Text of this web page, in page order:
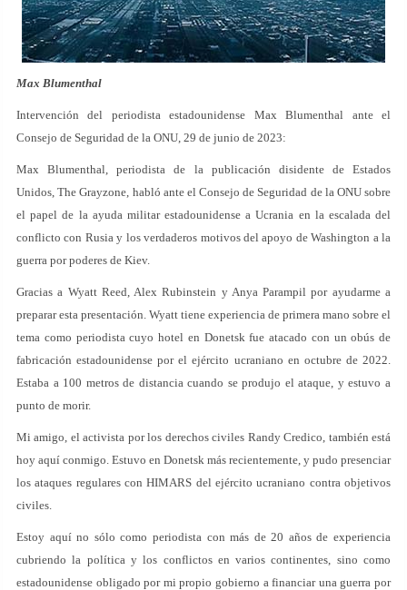
Max Blumenthal
Intervención del periodista estadounidense Max Blumenthal ante el
Consejo de Seguridad de la ONU, 29 de junio de 2023:
Max Blumenthal, periodista de la publicación disidente de Estados
Unidos, The Grayzone, habló ante el Consejo de Seguridad de la ONU sobre
el papel de la ayuda militar estadounidense a Ucrania en la escalada del
conflicto con Rusia y los verdaderos motivos del apoyo de Washington a la
guerra por poderes de Kiev.
Gracias a Wyatt Reed, Alex Rubinstein y Anya Parampil por ayudarme a
preparar esta presentación. Wyatt tiene experiencia de primera mano sobre el
tema como periodista cuyo hotel en Donetsk fue atacado con un obús de
fabricación estadounidense por el ejército ucraniano en octubre de 2022.
Estaba a 100 metros de distancia cuando se produjo el ataque, y estuvo a
punto de morir.
Mi amigo, el activista por los derechos civiles Randy Credico, también está
hoy aquí conmigo. Estuvo en Donetsk más recientemente, y pudo presenciar
los ataques regulares con HIMARS del ejército ucraniano contra objetivos
civiles.
Estoy aquí no sólo como periodista con más de 20 años de experiencia
cubriendo la política y los conflictos en varios continentes, sino como
estadounidense obligado por mi propio gobierno a financiar una guerra por